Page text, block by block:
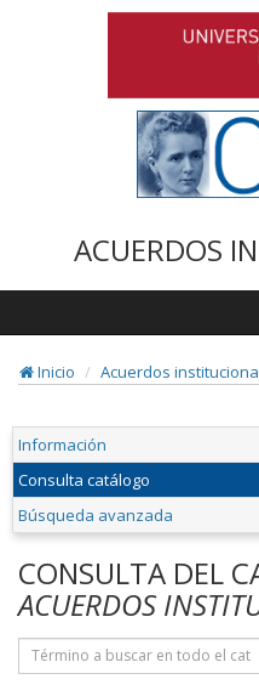
ACUERDOS
Inicio
Acuerdos
Información
Consulta catálogo
Búsqueda avanzada
CONSULTA DEL
ACUERDOS